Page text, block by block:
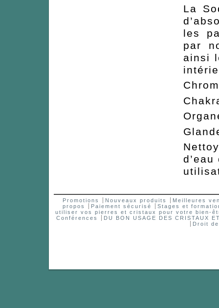
La
les
par
ainsi
Promotions Nouveaux produits
Meilleures
propos
Paiement sécurisé
Stages et
utiliser vos pierres et cristaux pour votre bien-
Conférences
DU BON USAGE DES CRISTAUX
Droit